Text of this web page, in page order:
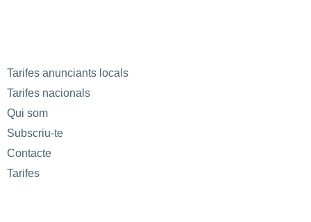
Tarifes anunciants locals
Tarifes nacionals
Qui som
Subscriu-te
Contacte
Tarifes